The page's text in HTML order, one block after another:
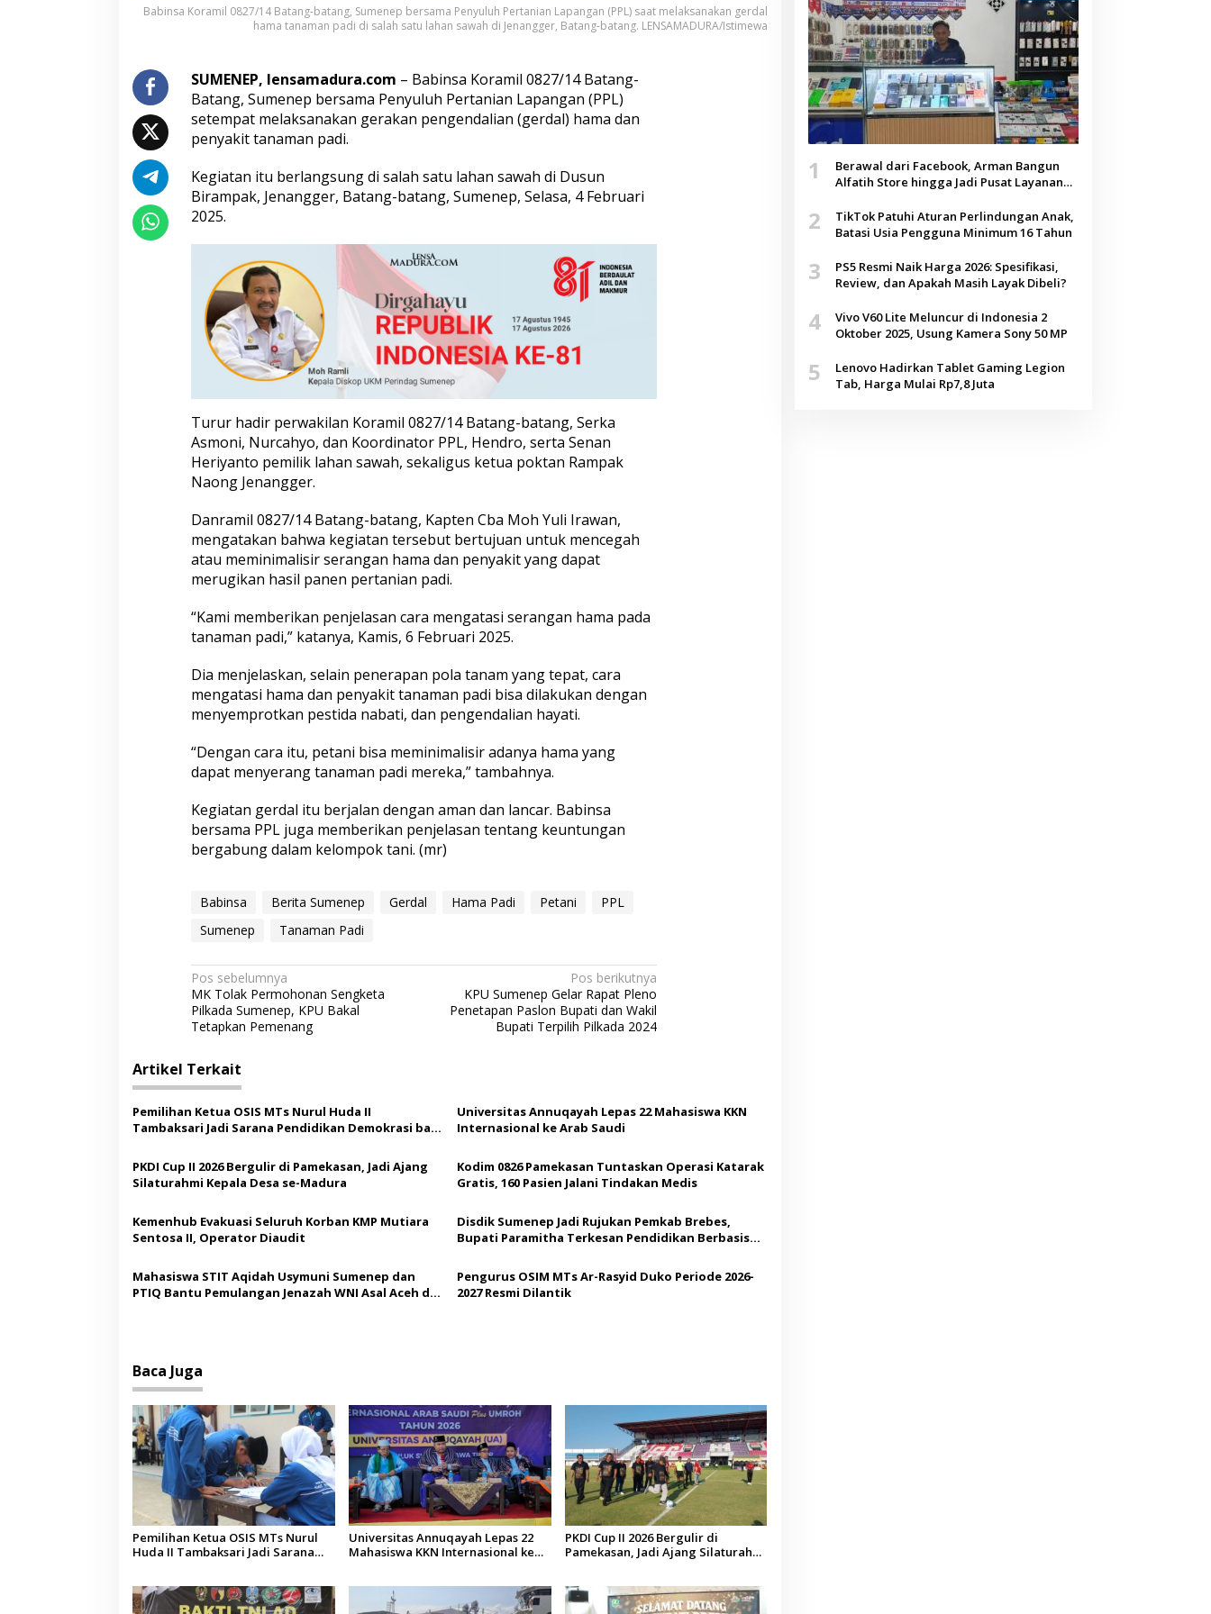
n
L
G
e
l
a
G
e
a
H
a
m
a
T
a
n
m
a
P
a
d
Babinsa Koramil 0827/14 Batang-batang, Sumenep bersama Penyuluh Pertanian Lapangan (PPL) saat melaksanakan gerdal
hama tanaman padi di salah satu lahan sawah di Jenangger, Batang-batang. LENSAMADURA/Istimewa
SUMENEP, lensamadura.com – Babinsa Koramil 0827/14 Batang-
Batang, Sumenep bersama Penyuluh Pertanian Lapangan (PPL)
setempat melaksanakan gerakan pengendalian (gerdal) hama dan
penyakit tanaman padi.
Kegiatan itu berlangsung di salah satu lahan sawah di Dusun
Birampak, Jenangger, Batang-batang, Sumenep, Selasa, 4 Februari
2025.
Turur hadir perwakilan Koramil 0827/14 Batang-batang, Serka
Asmoni, Nurcahyo, dan Koordinator PPL, Hendro, serta Senan
Heriyanto pemilik lahan sawah, sekaligus ketua poktan Rampak
Naong Jenangger.
Danramil 0827/14 Batang-batang, Kapten Cba Moh Yuli Irawan,
mengatakan bahwa kegiatan tersebut bertujuan untuk mencegah
atau meminimalisir serangan hama dan penyakit yang dapat
merugikan hasil panen pertanian padi.
“Kami memberikan penjelasan cara mengatasi serangan hama pada
tanaman padi,” katanya, Kamis, 6 Februari 2025.
Dia menjelaskan, selain penerapan pola tanam yang tepat, cara
mengatasi hama dan penyakit tanaman padi bisa dilakukan dengan
menyemprotkan pestida nabati, dan pengendalian hayati.
“Dengan cara itu, petani bisa meminimalisir adanya hama yang
dapat menyerang tanaman padi mereka,” tambahnya.
Kegiatan gerdal itu berjalan dengan aman dan lancar. Babinsa
bersama PPL juga memberikan penjelasan tentang keuntungan
bergabung dalam kelompok tani. (mr)
Babinsa Berita Sumenep Gerdal Hama Padi Petani
PPL
Sumenep
Tanaman Padi
N
a
v
i
g
a
s
i
p
o
s
Pos sebelumnya
MK Tolak Permohonan Sengketa
Pilkada Sumenep, KPU Bakal
Tetapkan Pemenang
Pos berikutnya
KPU Sumenep Gelar Rapat Pleno
Penetapan Paslon Bupati dan Wakil
Bupati Terpilih Pilkada 2024
Artikel Terkait
Pemilihan Ketua OSIS MTs Nurul Huda II
Tambaksari Jadi Sarana Pendidikan Demokrasi bagi
Universitas Annuqayah Lepas 22 Mahasiswa KKN
Internasional ke Arab Saudi
PKDI Cup II 2026 Bergulir di Pamekasan, Jadi Ajang
Silaturahmi Kepala Desa se-Madura
Kodim 0826 Pamekasan Tuntaskan Operasi Katarak
Gratis, 160 Pasien Jalani Tindakan Medis
Kemenhub Evakuasi Seluruh Korban KMP Mutiara
Sentosa II, Operator Diaudit
Disdik Sumenep Jadi Rujukan Pemkab Brebes,
Bupati Paramitha Terkesan Pendidikan Berbasis
Mahasiswa STIT Aqidah Usymuni Sumenep dan
PTIQ Bantu Pemulangan Jenazah WNI Asal Aceh di
Pengurus OSIM MTs Ar-Rasyid Duko Periode 2026-
2027 Resmi Dilantik
Baca Juga
Pemilihan Ketua OSIS MTs Nurul
Huda II Tambaksari Jadi Sarana
Universitas Annuqayah Lepas 22
Mahasiswa KKN Internasional ke
PKDI Cup II 2026 Bergulir di
Pamekasan, Jadi Ajang Silaturahmi
1
Berawal dari Facebook, Arman Bangun
Alfatih Store hingga Jadi Pusat Layanan
2
TikTok Patuhi Aturan Perlindungan Anak,
Batasi Usia Pengguna Minimum 16 Tahun
3
PS5 Resmi Naik Harga 2026: Spesifikasi,
Review, dan Apakah Masih Layak Dibeli?
4
Vivo V60 Lite Meluncur di Indonesia 2
Oktober 2025, Usung Kamera Sony 50 MP
5
Lenovo Hadirkan Tablet Gaming Legion
Tab, Harga Mulai Rp7,8 Juta